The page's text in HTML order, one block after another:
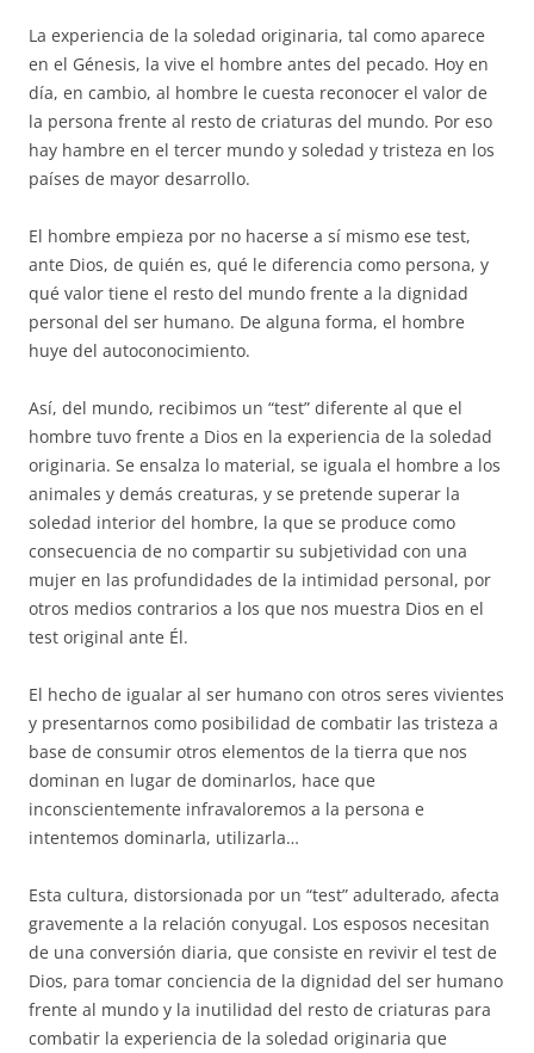
La experiencia de la soledad originaria, tal como aparece
en el Génesis, la vive el hombre antes del pecado. Hoy en
día, en cambio, al hombre le cuesta reconocer el valor de
la persona frente al resto de criaturas del mundo. Por eso
hay hambre en el tercer mundo y soledad y tristeza en los
países de mayor desarrollo.
El hombre empieza por no hacerse a sí mismo ese test,
ante Dios, de quién es, qué le diferencia como persona, y
qué valor tiene el resto del mundo frente a la dignidad
personal del ser humano. De alguna forma, el hombre
huye del autoconocimiento.
Así, del mundo, recibimos un “test” diferente al que el
hombre tuvo frente a Dios en la experiencia de la soledad
originaria. Se ensalza lo material, se iguala el hombre a los
animales y demás creaturas, y se pretende superar la
soledad interior del hombre, la que se produce como
consecuencia de no compartir su subjetividad con una
mujer en las profundidades de la intimidad personal, por
otros medios contrarios a los que nos muestra Dios en el
test original ante Él.
El hecho de igualar al ser humano con otros seres vivientes
y presentarnos como posibilidad de combatir las tristeza a
base de consumir otros elementos de la tierra que nos
dominan en lugar de dominarlos, hace que
inconscientemente infravaloremos a la persona e
intentemos dominarla, utilizarla…
Esta cultura, distorsionada por un “test” adulterado, afecta
gravemente a la relación conyugal. Los esposos necesitan
de una conversión diaria, que consiste en revivir el test de
Dios, para tomar conciencia de la dignidad del ser humano
frente al mundo y la inutilidad del resto de criaturas para
combatir la experiencia de la soledad originaria que